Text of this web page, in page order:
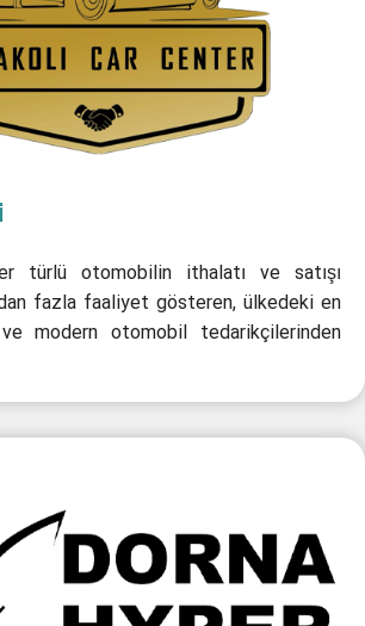
türlü otomobilin ithalatı ve satışı
fazla faaliyet gösteren, ülkedeki en
modern otomobil tedarikçilerinden